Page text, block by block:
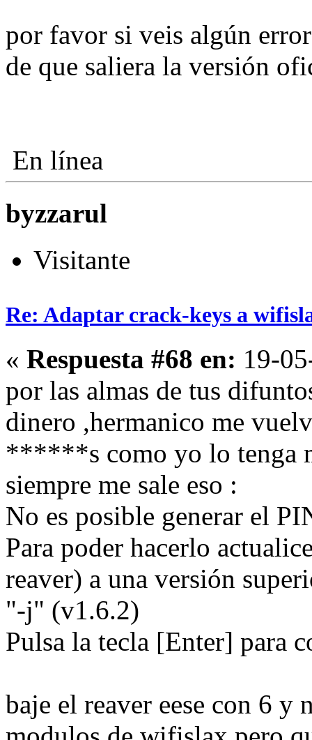
por favor si veis algún
de que saliera la versión
En línea
byzzarul
Visitante
Re: Adaptar crack-keys a
« Respuesta #68 en: 19-
por las almas de tus
dinero ,hermanico me
******s como yo lo tenga
siempre me sale eso :
No es posible generar el
Para poder hacerlo
reaver) a una versión
"-j" (v1.6.2)
Pulsa la tecla [Enter] para
baje el reaver eese con 6 y